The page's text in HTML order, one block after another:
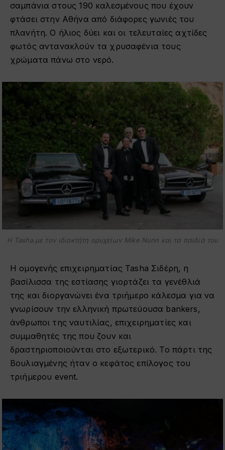
σαμπάνια στους 190 καλεσμένους που έχουν
φτάσει στην Αθήνα από διάφορες γωνιές του
πλανήτη. Ο ήλιος δύει και οι τελευταίες αχτίδες
φωτός αντανακλούν τα χρυσαφένια τους
χρώματα πάνω στο νερό.
Η Tasha με τον ιδιοκτήτη ορυχείων Mike Nunn και τα παιδιά του
Η ομογενής επιχειρηματίας Tasha Σιδέρη, η
βασίλισσα της εστίασης γιορτάζει τα γενέθλιά
της και διοργανώνει ένα τριήμερο κάλεσμα για να
γνωρίσουν την ελληνική πρωτεύουσα bankers,
άνθρωποι της ναυτιλίας, επιχειρηματίες και
συμμαθητές της που ζουν και
δραστηριοποιούνται στο εξωτερικό. Το πάρτι της
Βουλιαγμένης ήταν ο κεφάτος επίλογος του
τριήμερου event.